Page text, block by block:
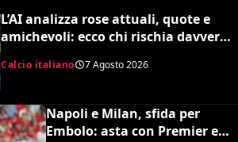
L’AI analizza rose attuali, quote e
amichevoli: ecco chi rischia davvero
un’insospettabile
Calcio italiano 7 Agosto 2026
Napoli e Milan, sfida per
Embolo: asta con Premier e